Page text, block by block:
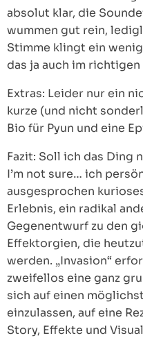
absolut klar, die
wummen gut rein,
Stimme klingt ein
das ja auch im richtigen
Extras: Leider nur ein
kurze (und nicht
Bio für Pyun und eine
Fazit: Soll ich das Ding
I’m not sure… ich
ausgesprochen
Erlebnis, ein radikal
Gegenentwurf zu den
Effektorgien, die
werden. „Invasion“
zweifellos eine ganz
sich auf einen
einzulassen, auf eine
Story, Effekte und